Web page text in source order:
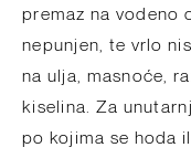
premaz na vodeno
nepunjen, te vrlo
na ulja, masnoće,
kiselina. Za
po kojima se hoda